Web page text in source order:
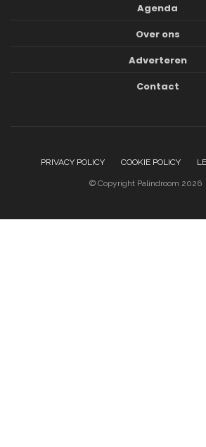
Agenda
Over ons
Adverteren
Contact
PRIVACY POLICY COOKIE POLICY
© Copyright Palindroom 2026